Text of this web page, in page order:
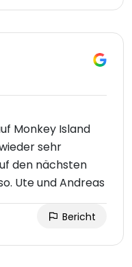
Monkey Island
sehr
den nächsten
Ute und Andreas
Bericht